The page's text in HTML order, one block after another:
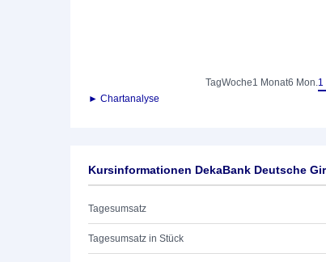
TagWoche1 Monat6 Mon.1
► Chartanalyse
Kursinformationen DekaBank Deutsche
Tagesumsatz
Tagesumsatz in Stück